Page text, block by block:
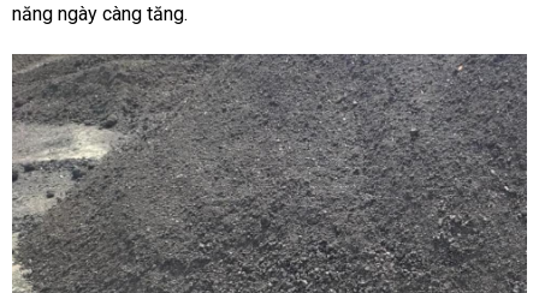
năng ngày càng tăng.